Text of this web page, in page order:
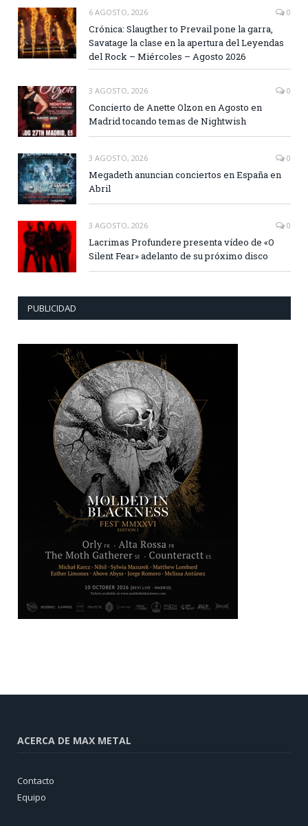
6 AGOSTO, 2026 0
Crónica: Slaugther to Prevail pone la garra,
Savatage la clase en la apertura del Leyendas
del Rock – Miércoles – Agosto 2026
3 AGOSTO, 2026 0
Concierto de Anette Olzon en Agosto en
Madrid tocando temas de Nightwish
3 AGOSTO, 2026 0
Megadeth anuncian conciertos en España en
Abril
3 AGOSTO, 2026 0
Lacrimas Profundere presenta vídeo de «O
Silent Fear» adelanto de su próximo disco
PUBLICIDAD
ACERCA DE MAX METAL
Contacto
Equipo